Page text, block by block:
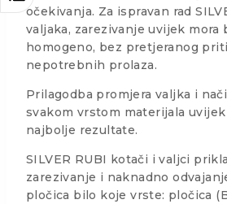
očekivanja. Za ispravan rad
valjaka, zarezivanje uvijek
homogeno, bez pretjeranog
nepotrebnih prolaza.
Prilagodba promjera valjka i
svakom vrstom materijala
najbolje rezultate.
SILVER RUBI kotači i valjci
zarezivanje i naknadno
pločica bilo koje vrste: pločica